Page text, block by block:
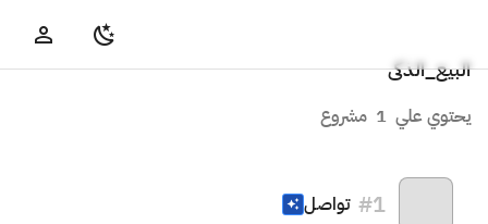
البيع_الذكى
يحتوي علي 1 مشروع
#1 تواصل